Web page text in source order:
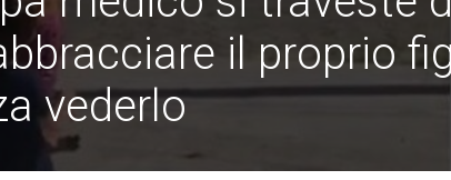
il proprio
vederlo